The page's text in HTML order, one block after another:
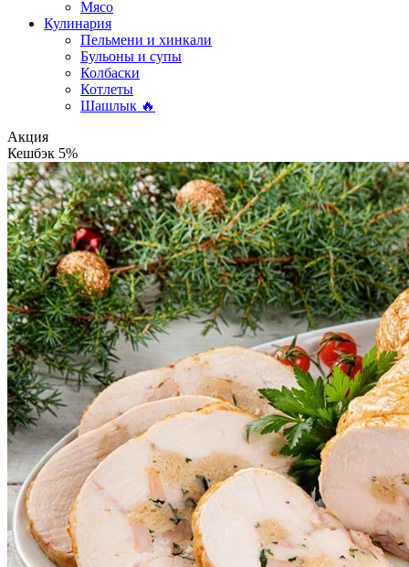
Мясо
Кулинария
Пельмени и хинкали
Бульоны и супы
Колбаски
Котлеты
Шашлык 🔥
Акция
Кешбэк 5%